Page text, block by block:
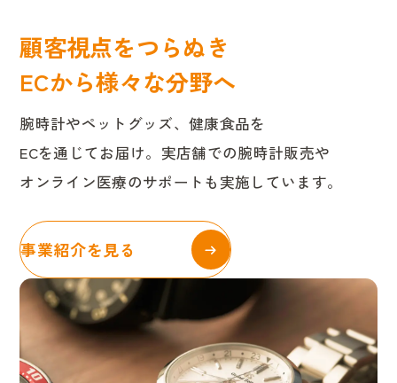
顧客視点をつらぬき
ECから様々な分野へ
腕時計やペットグッズ、健康食品を
ECを通じてお届け。実店舗での腕時計販売や
オンライン医療のサポートも実施しています。
事業紹介を見る